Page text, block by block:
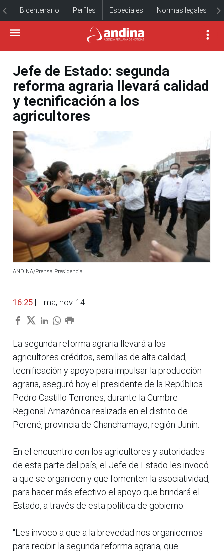
Bicentenario Perfiles Especiales Normas legales
Jefe de Estado: segunda
reforma agraria llevará calidad
y tecnificación a los
agricultores
ANDINA/Prensa Presidencia
16:25 | Lima, nov. 14.
La segunda reforma agraria llevará a los
agricultores créditos, semillas de alta calidad,
tecnificación y apoyo para impulsar la producción
agraria, aseguró hoy el presidente de la República
Pedro Castillo Terrones, durante la Cumbre
Regional Amazónica realizada en el distrito de
Perené, provincia de Chanchamayo, región Junín.
En el encuentro con los agricultores y autoridades
de esta parte del país, el Jefe de Estado les invocó
a que se organicen y que fomenten la asociatividad,
para hacer más efectivo el apoyo que brindará el
Estado, a través de esta política de gobierno.
"Les invoco a que a la brevedad nos organicemos
para recibir la segunda reforma agraria, que